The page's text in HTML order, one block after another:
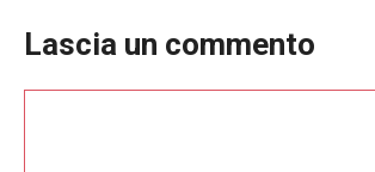
Lascia un commento